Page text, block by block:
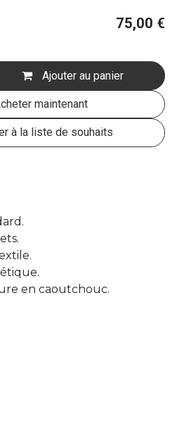
Ajouter au panier
maintenant
à la liste de souhaits
75,00 €
en caoutchouc.